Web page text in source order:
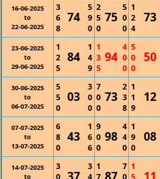
16-06-2025
to
22-06-2025
3
6
8
74
5
9
0
2
5
0
75
5
0
0
1
2
4
73
23-06-2025
to
29-06-2025
1
2
5
84
1
4
9
1
3
5
94
4
0
0
5
0
0
50
30-06-2025
to
06-07-2025
5
5
0
03
3
0
0
7
0
0
73
2
3
8
1
1
9
12
07-07-2025
to
13-07-2025
6
8
0
43
1
6
6
9
0
0
98
4
4
0
1
9
0
08
14-07-2025
to
3
0
3
4
1
7
7
0
1
5